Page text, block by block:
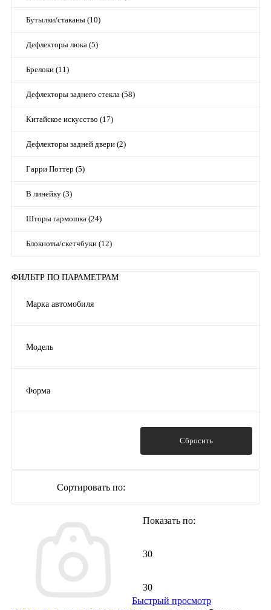
Бутылки/стаканы (10)
Дефлекторы люка (5)
Брелоки (11)
Дефлекторы заднего стекла (58)
Китайское искусство (17)
Дефлекторы задней двери (2)
Гарри Поттер (5)
В линейку (3)
Шторы гармошка (24)
Блокноты/скетчбуки (12)
ФИЛЬТР ПО ПАРАМЕТРАМ
Марка автомобиля
Kia
Hyundai(1)
Модель
Lacetti
Форма
Сбросить
Сортировать по:
Показать по:
30
30
Быстрый просмотр